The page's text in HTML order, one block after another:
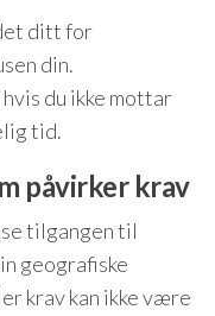
ditt for
din.
du ikke mottar
tid.
påvirker krav
tilgangen til
geografiske
krav kan ikke være